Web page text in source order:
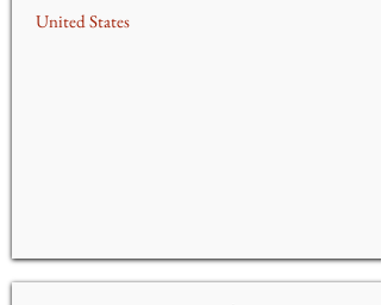
United States